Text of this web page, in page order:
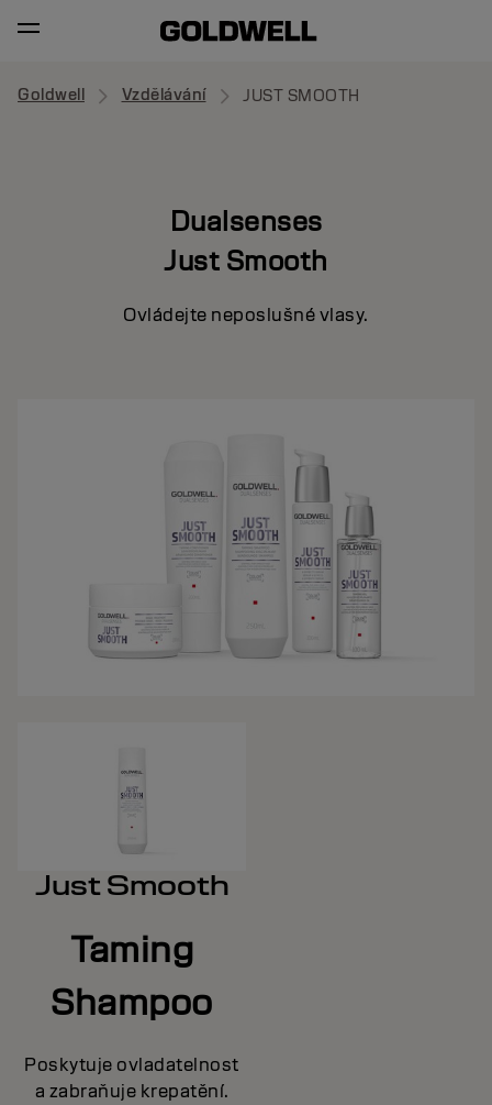
Goldwell Vzdělávání JUST SMOOTH
Dualsenses
Just Smooth
Ovládejte neposlušné vlasy.
Just Smooth
Taming
Shampoo
Poskytuje ovladatelnost
a zabraňuje krepatění.